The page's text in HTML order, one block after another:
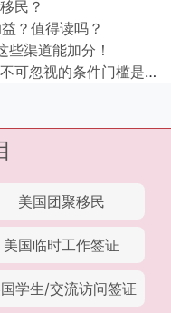
民？
？值得读吗？
渠道能加分！
○ 想成功申请新西兰技术移民，最不可忽视的条件门槛是什么？
美国团聚移民
美国临时工作签证
学生/交流访问签证